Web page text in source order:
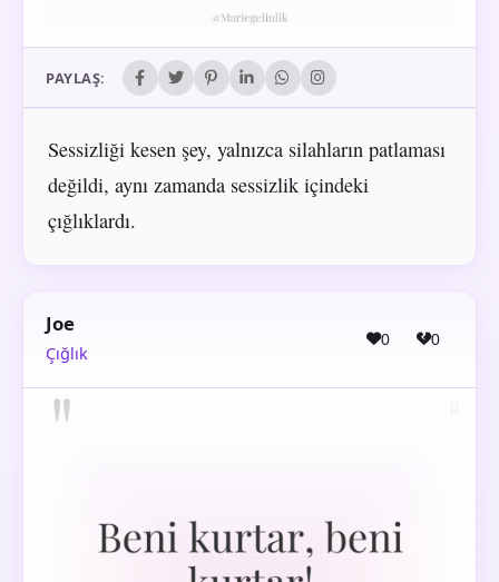
PAYLAŞ:
Sessizliği kesen şey, yalnızca silahların patlaması
değildi, aynı zamanda sessizlik içindeki
çığlıklardı.
Joe
Çığlık
0 0